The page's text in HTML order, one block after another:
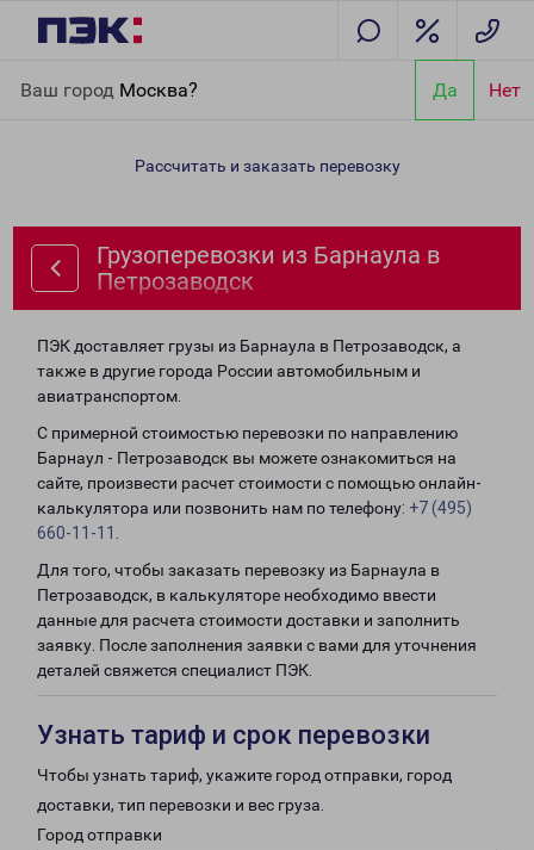
Ваш город Москва? Да Нет
Петрозаводск
Рассчитать и заказать перевозку
Грузоперевозки из Барнаула в
Петрозаводск
ПЭК доставляет грузы из Барнаула в Петрозаводск, а
также в другие города России автомобильным и
авиатранспортом.
С примерной стоимостью перевозки по направлению
Барнаул - Петрозаводск вы можете ознакомиться на
сайте, произвести расчет стоимости с помощью онлайн-
калькулятора или позвонить нам по телефону: +7 (495)
660-11-11
Для того, чтобы заказать перевозку из Барнаула в
Петрозаводск, в калькуляторе необходимо ввести
данные для расчета стоимости доставки и заполнить
заявку. После заполнения заявки с вами для уточнения
деталей свяжется специалист ПЭК.
Узнать тариф и срок перевозки
Чтобы узнать тариф, укажите город отправки, город
доставки, тип перевозки и вес груза.
Город отправки